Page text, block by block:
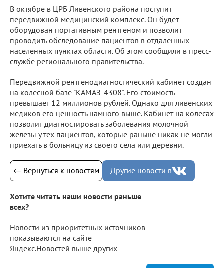
В октябре в ЦРБ Ливенского района поступит
передвижной медицинский комплекс. Он будет
оборудован портативным рентгеном и позволит
проводить обследование пациентов в отдаленных
населенных пунктах области. Об этом сообщили в пресс-
службе регионального правительства.
Передвижной рентгенодиагностический кабинет создан
на колесной базе "КАМАЗ-4308". Его стоимость
превышает 12 миллионов рублей. Однако для ливенских
медиков его ценность намного выше. Кабинет на колесах
позволит диагностировать заболевания молочной
железы у тех пациентов, которые раньше никак не могли
приехать в больницу из своего села или деревни.
← Вернуться к новостям Другие новости в
Хотите читать наши новости раньше
всех?
Новости из приоритетных источников
показываются на сайте
Яндекс.Новостей выше других